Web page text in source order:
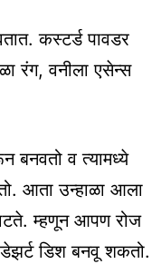
कस्टर्ड पावडर
रंग, वनीला एसेन्स
बनवतो व त्यामध्ये
आता उन्हाळा आला
म्हणून आपण रोज
डेझर्ट डिश बनवू शकतो.